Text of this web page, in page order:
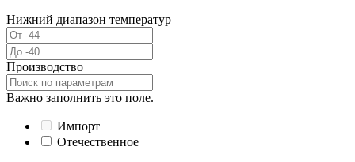
Нижний диапазон температур
Производство
Важно заполнить это поле.
Импорт
Отечественное